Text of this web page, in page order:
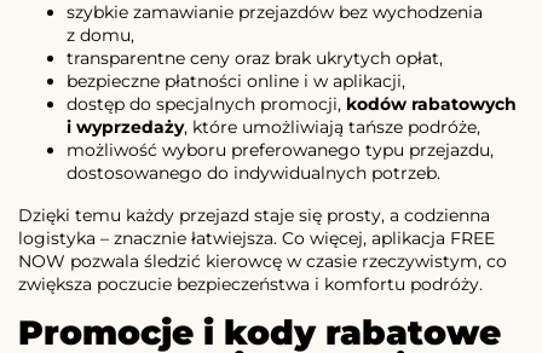
szybkie zamawianie przejazdów bez wychodzenia
z domu,
transparentne ceny oraz brak ukrytych opłat,
bezpieczne płatności online i w aplikacji,
dostęp do specjalnych promocji, kodów rabatowych
i wyprzedaży, które umożliwiają tańsze podróże,
możliwość wyboru preferowanego typu przejazdu,
dostosowanego do indywidualnych potrzeb.
Dzięki temu każdy przejazd staje się prosty, a codzienna
logistyka – znacznie łatwiejsza. Co więcej, aplikacja FREE
NOW pozwala śledzić kierowcę w czasie rzeczywistym, co
zwiększa poczucie bezpieczeństwa i komfortu podróży.
Promocje i kody rabatowe